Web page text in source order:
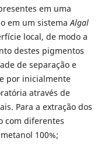
em uma
em um sistemaAlgal
local, de modo a
destes pigmentos
de separação e
por inicialmente
através de
Para a extração dos
com diferentes
100%;